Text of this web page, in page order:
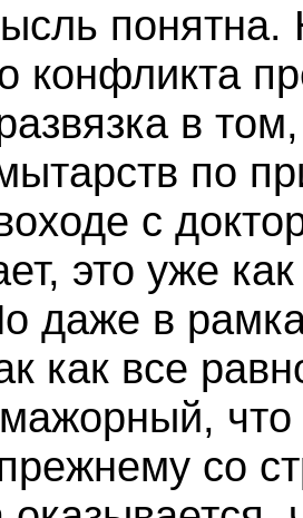
понятна.
конфликта
в
по
с
это уже
даже в
как все
что
со